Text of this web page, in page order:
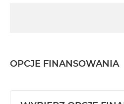
OPCJE FINANSOWANIA